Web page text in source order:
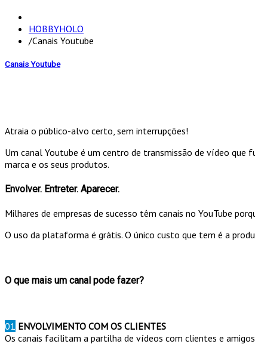
HOBBYHOLO
/Canais Youtube
Canais Youtube
Atraia o público-alvo certo, sem interrupções!
Um canal Youtube é um centro de transmissão de vídeo que
marca e os seus produtos.
Envolver. Entreter. Aparecer.
Milhares de empresas de sucesso têm canais no YouTube
O uso da plataforma é grátis. O único custo que tem é a
O que mais um canal pode fazer?
01 ENVOLVIMENTO COM OS CLIENTES
Os canais facilitam a partilha de vídeos com clientes e